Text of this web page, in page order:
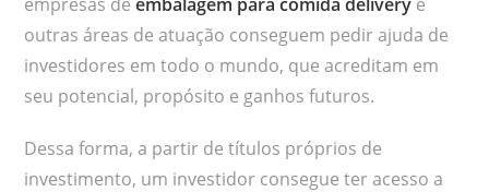
outras áreas de atuação conseguem pedir ajuda de
investidores em todo o mundo, que acreditam em
seu potencial, propósito e ganhos futuros.
Dessa forma, a partir de títulos próprios de
investimento, um investidor consegue ter acesso a